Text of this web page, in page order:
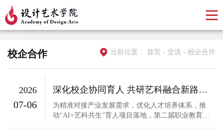
校企合作 当前位置： 首页 - 交流 - 校企合作
2026
07-06
深化校企协同育人 共研艺科融合新路径—— 设计艺术学院召开校企深度合作推进会暨2...
为精准对接产业发展需求，优化人才培养体系，推
动“AI+艺科共生”育人项目落地，第二届职业教育活